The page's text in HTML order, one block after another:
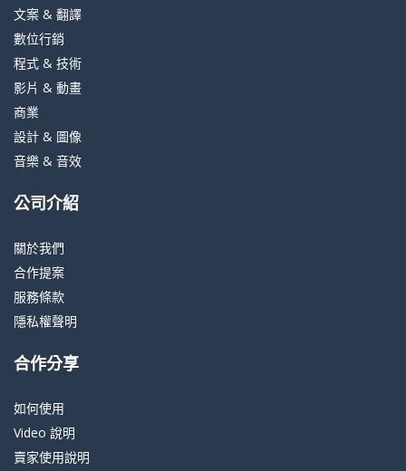
文案 & 翻譯
數位行銷
程式 & 技術
影片 & 動畫
商業
設計 & 圖像
音樂 & 音效
公司介紹
關於我們
合作提案
服務條款
隱私權聲明
合作分享
如何使用
Video 說明
賣家使用說明